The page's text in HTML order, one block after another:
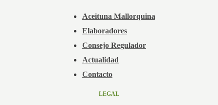
Aceituna Mallorquina
Elaboradores
Consejo Regulador
Actualidad
Contacto
LEGAL